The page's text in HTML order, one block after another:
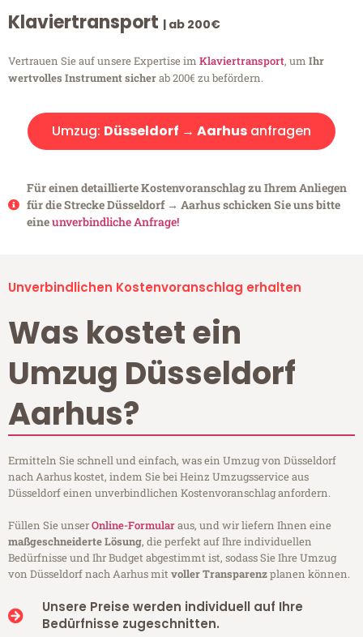
Klaviertransport | ab 200€
Vertrauen Sie auf unsere Expertise im Klaviertransport, um Ihr
wertvolles Instrument sicherab 200€ zu befördern.
Umzug: Düsseldorf → Aarhus anfragen
Für einen detaillierte Kostenvoranschlag zu Ihrem Anliegen
für die Strecke Düsseldorf → Aarhus schicken Sie uns bitte
eineunverbindliche Anfrage!
Unverbindlichen Kostenvoranschlag erhalten
Was kostet ein
Umzug Düsseldorf
Aarhus?
Ermitteln Sie schnell und einfach, was ein Umzug von Düsseldorf
nach Aarhus kostet, indem Sie bei Heinz Umzugsservice aus
Düsseldorf einen unverbindlichen Kostenvoranschlag anfordern.
Füllen Sie unserOnline-Formularaus, und wir liefern Ihnen eine
maßgeschneiderte Lösung, die perfekt auf Ihre individuellen
Bedürfnisse und Ihr Budget abgestimmt ist, sodass Sie Ihre Umzug
von Düsseldorf nach Aarhus mitvoller Transparenzplanen können.
Unsere Preise werden individuell auf Ihre
Bedürfnisse zugeschnitten.